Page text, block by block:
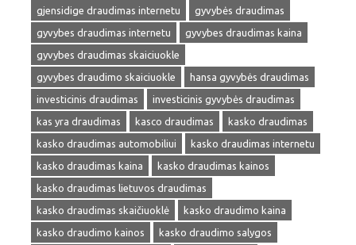
gjensidige draudimas internetu
gyvybės draudimas
gyvybes draudimas internetu
gyvybes draudimas kaina
gyvybes draudimas skaiciuokle
gyvybes draudimo skaiciuokle
hansa gyvybės draudimas
investicinis draudimas
investicinis gyvybės draudimas
kas yra draudimas
kasco draudimas
kasko draudimas
kasko draudimas automobiliui
kasko draudimas internetu
kasko draudimas kaina
kasko draudimas kainos
kasko draudimas lietuvos draudimas
kasko draudimas skaičiuoklė
kasko draudimo kaina
kasko draudimo kainos
kasko draudimo salygos